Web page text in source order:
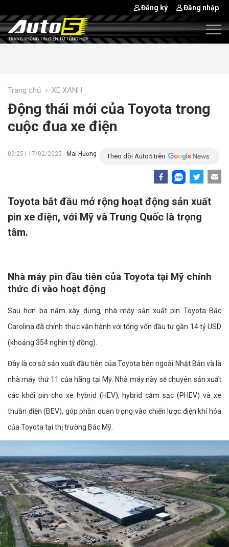
Đăng ký Đăng nhập
Trang chủ › XE XANH
Động thái mới của Toyota trong
cuộc đua xe điện
09:25 | 17/02/2025 - Mai Hương Theo dõi Auto5 trên
Toyota bắt đầu mở rộng hoạt động sản xuất
pin xe điện, với Mỹ và Trung Quốc là trọng
tâm.
Nhà máy pin đầu tiên của Toyota tại Mỹ chính
thức đi vào hoạt động
Sau hơn ba năm xây dựng, nhà máy sản xuất pin Toyota Bắc
Carolina đã chính thức vận hành với tổng vốn đầu tư gần 14 tỷ USD
(khoảng 354 nghìn tỷ đồng).
Đây là cơ sở sản xuất đầu tiên của Toyota bên ngoài Nhật Bản và là
nhà máy thứ 11 của hãng tại Mỹ. Nhà máy này sẽ chuyên sản xuất
các khối pin cho xe hybrid (HEV), hybrid cắm sạc (PHEV) và xe
thuần điện (BEV), góp phần quan trọng vào chiến lược điện khí hóa
của Toyota tại thị trường Bắc Mỹ.